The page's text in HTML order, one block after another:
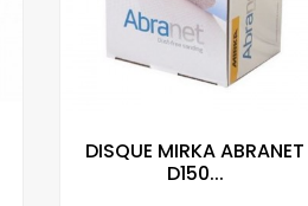
DISQUE MIRKA ABRANET
D150...